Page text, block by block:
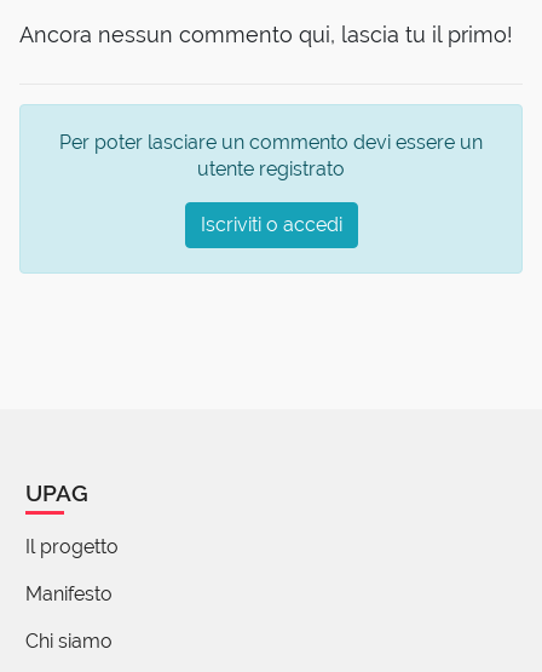
Ancora nessun commento qui, lascia tu il primo!
Per poter lasciare un commento devi essere un
utente registrato
Iscriviti o accedi
UPAG
Il progetto
Manifesto
Chi siamo